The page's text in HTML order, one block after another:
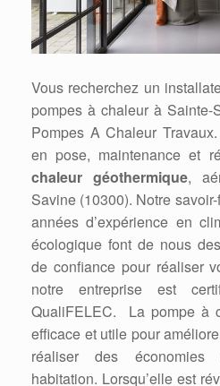
Vous recherchez un
pompes à chaleur à
Pompes A Chaleur
en pose, maintenance et
chaleur géothermique,
Savine (10300). Notre
années d’expérience en
écologique font de nous
de confiance pour réaliser
notre entreprise est
QualiFELEC. La pompe à
efficace et utile pour
réaliser des économies
habitation. Lorsqu’elle est